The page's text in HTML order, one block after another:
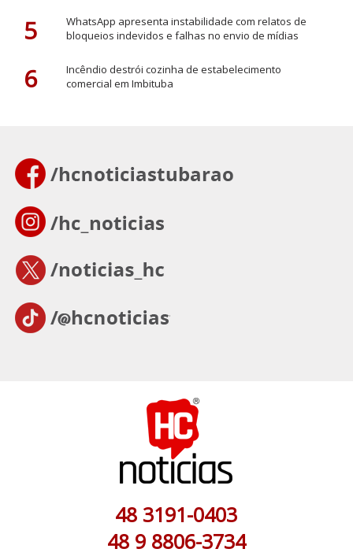
5
WhatsApp apresenta instabilidade com relatos de
bloqueios indevidos e falhas no envio de mídias
6
Incêndio destrói cozinha de estabelecimento
comercial em Imbituba
48 3191-0403
48 9 8806-3734